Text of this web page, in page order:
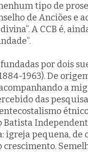
tipo de
de Anciões e
A CCB é,
por dois
1963). De
a
das
igreja pequena, de